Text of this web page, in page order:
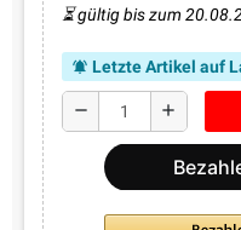
⏳ gültig bis zum
notifications_active Letzte Artikel auf
remove add